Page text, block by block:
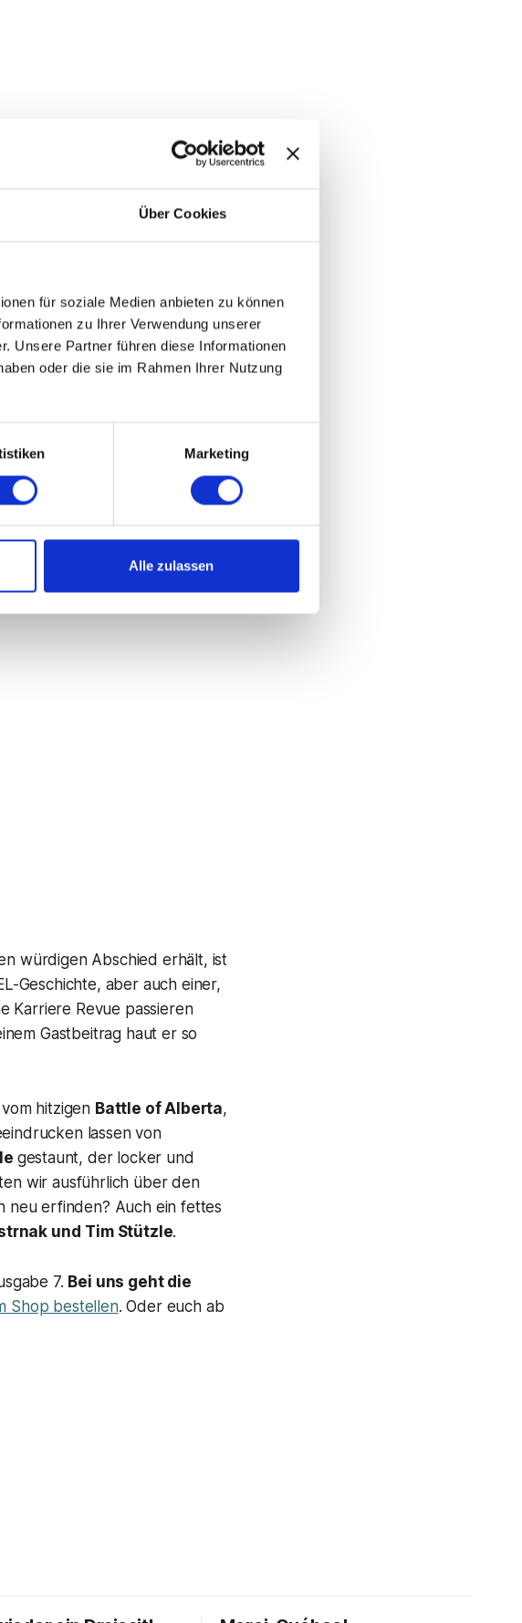
Über Cookies
für soziale Medien anbieten zu können
zu Ihrer Verwendung unserer
Unsere Partner führen diese Informationen
oder die sie im Rahmen Ihrer Nutzung
Marketing
Alle zulassen
würdigen Abschied erhält, ist
Geschichte, aber auch einer,
Karriere Revue passieren
Gastbeitrag haut er so
hitzigen Battle of Alberta,
lassen von
gestaunt, der locker und
wir ausführlich über den
neu erfinden? Auch ein fettes
und Tim Stützle.
7. Bei uns geht die
Shop bestellen. Oder euch ab